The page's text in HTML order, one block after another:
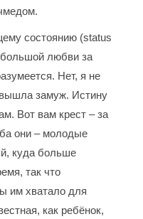
состоянию (status
любви за
Нет, я не
замуж. Истину
Вот вам крест – за
они – молодые
куда больше
так что
им хватало для
как ребёнок,